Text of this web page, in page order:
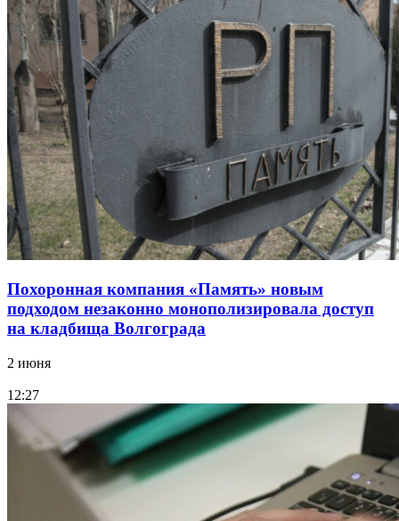
Похоронная компания «Память» новым
подходом незаконно монополизировала доступ
на кладбища Волгограда
2 июня
12:27